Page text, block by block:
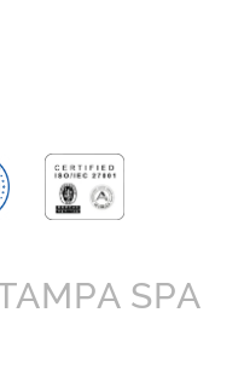
SPA